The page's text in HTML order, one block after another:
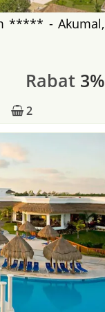
***** - Akumal,
Rabat 3%
2